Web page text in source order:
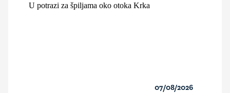
U potrazi za špiljama oko otoka Krka
07/08/2026